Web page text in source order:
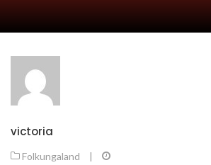
victoria
Folkungaland |